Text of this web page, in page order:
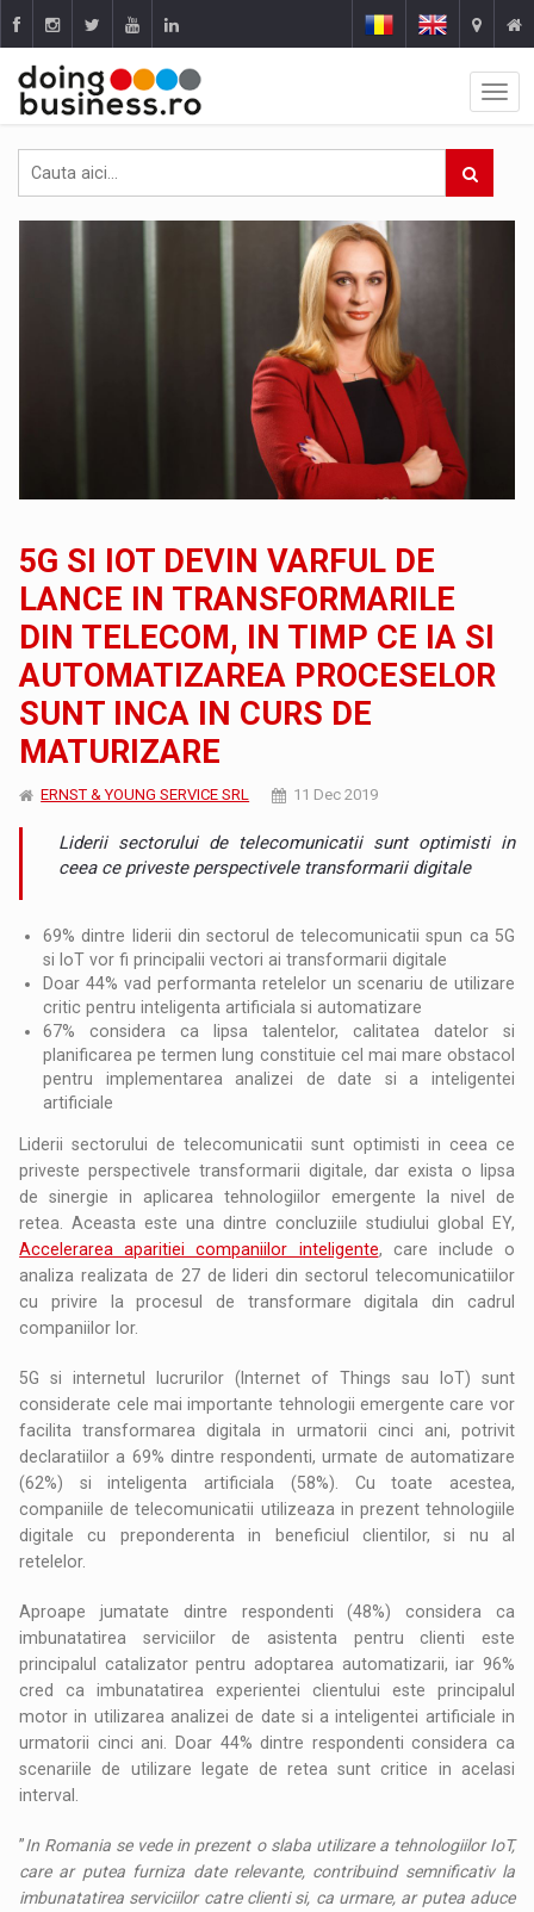
5G SI IOT DEVIN VARFUL DE
LANCE IN TRANSFORMARILE
DIN TELECOM, IN TIMP CE IA SI
AUTOMATIZAREA PROCESELOR
SUNT INCA IN CURS DE
MATURIZARE
ERNST & YOUNG SERVICE SRL 11 Dec 2019
Liderii sectorului de telecomunicatii sunt optimisti in
ceea ce priveste perspectivele transformarii digitale
69% dintre liderii din sectorul de telecomunicatii spun ca 5G
si IoT vor fi principalii vectori ai transformarii digitale
Doar 44% vad performanta retelelor un scenariu de utilizare
critic pentru inteligenta artificiala si automatizare
67% considera ca lipsa talentelor, calitatea datelor si
planificarea pe termen lung constituie cel mai mare obstacol
pentru implementarea analizei de date si a inteligentei
artificiale
Liderii sectorului de telecomunicatii sunt optimisti in ceea ce
priveste perspectivele transformarii digitale, dar exista o lipsa
de sinergie in aplicarea tehnologiilor emergente la nivel de
retea. Aceasta este una dintre concluziile studiului global EY,
Accelerarea aparitiei companiilor inteligente, care include o
analiza realizata de 27 de lideri din sectorul telecomunicatiilor
cu privire la procesul de transformare digitala din cadrul
companiilor lor.
5G si internetul lucrurilor (Internet of Things sau IoT) sunt
considerate cele mai importante tehnologii emergente care vor
facilita transformarea digitala in urmatorii cinci ani, potrivit
declaratiilor a 69% dintre respondenti, urmate de automatizare
(62%) si inteligenta artificiala (58%). Cu toate acestea,
companiile de telecomunicatii utilizeaza in prezent tehnologiile
digitale cu preponderenta in beneficiul clientilor, si nu al
retelelor.
Aproape jumatate dintre respondenti (48%) considera ca
imbunatatirea serviciilor de asistenta pentru clienti este
principalul catalizator pentru adoptarea automatizarii, iar 96%
cred ca imbunatatirea experientei clientului este principalul
motor in utilizarea analizei de date si a inteligentei artificiale in
urmatorii cinci ani. Doar 44% dintre respondenti considera ca
scenariile de utilizare legate de retea sunt critice in acelasi
interval.
”In Romania se vede in prezent o slaba utilizare a tehnologiilor IoT,
care ar putea furniza date relevante, contribuind semnificativ la
imbunatatirea serviciilor catre clienti si, ca urmare, ar putea aduce